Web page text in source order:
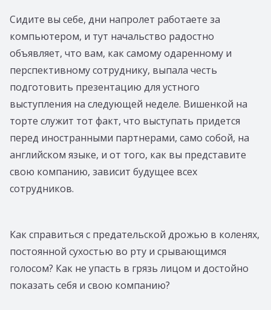
Сидите вы себе, дни напролет работаете за
компьютером, и тут начальство радостно
объявляет, что вам, как самому одаренному и
перспективному сотруднику, выпала честь
подготовить презентацию для устного
выступления на следующей неделе. Вишенкой на
торте служит тот факт, что выступать придется
перед иностранными партнерами, само собой, на
английском языке, и от того, как вы представите
свою компанию, зависит будущее всех
сотрудников.
Как справиться с предательской дрожью в коленях,
постоянной сухостью во рту и срывающимся
голосом? Как не упасть в грязь лицом и достойно
показать себя и свою компанию?